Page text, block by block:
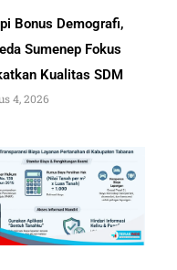
Bonus Demografi,
Sumenep Fokus
Kualitas SDM
4, 2026